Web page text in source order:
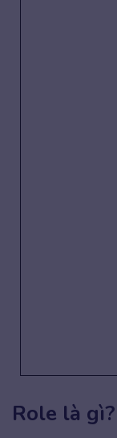
Role là gì?